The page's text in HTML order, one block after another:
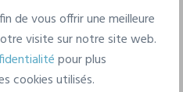
de vous offrir une meilleure
visite sur notre site web.
pour plus
cookies utilisés.